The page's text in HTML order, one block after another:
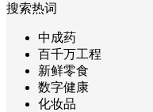
搜索热词
中成药
百千万工程
新鲜零食
数字健康
化妆品